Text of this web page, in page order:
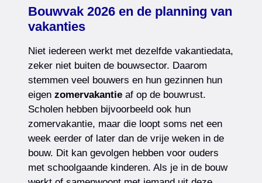
Bouwvak 2026 en de planning van
vakanties
Niet iedereen werkt met dezelfde vakantiedata,
zeker niet buiten de bouwsector. Daarom
stemmen veel bouwers en hun gezinnen hun
eigen zomervakantieaf op de bouwrust.
Scholen hebben bijvoorbeeld ook hun
zomervakantie, maar die loopt soms net een
week eerder of later dan de vrije weken in de
bouw. Dit kan gevolgen hebben voor ouders
met schoolgaande kinderen. Als je in de bouw